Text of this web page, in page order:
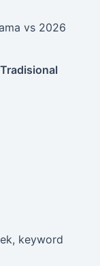
vs 2026
Tradisional
keyword